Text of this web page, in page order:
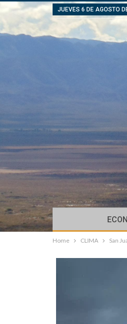
JUEVES 6 DE AGOSTO
Home CLIMA San